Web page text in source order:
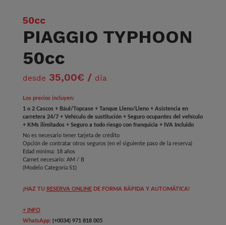
50cc
PIAGGIO TYPHOON
50cc
desde 35,00€ / día
Los precios incluyen:
1 o 2 Cascos + Bául/Topcase + Tanque Lleno/Lleno + Asistencia en
carretera 24/7 + Vehículo de sustitución + Seguro ocupantes del vehículo
+ KMs ilimitados + Seguro a todo riesgo con franquicia + IVA Incluido
No es necesario tener tarjeta de crédito
Opción de contratar otros seguros (en el siguiente paso de la reserva)
Edad mínima: 18 años
Carnet necesario: AM / B
(Modelo Categoría S1)
¡HAZ TU RESERVA ONLINEDE FORMA RÁPIDA Y AUTOMÁTICA!
+ INFO
WhatsApp: (+0034) 971 818 005